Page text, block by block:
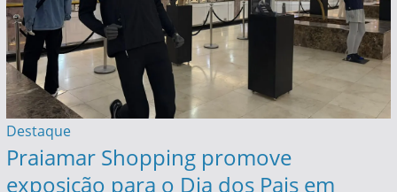
Destaque
Praiamar Shopping promove
exposição para o Dia dos Pais em